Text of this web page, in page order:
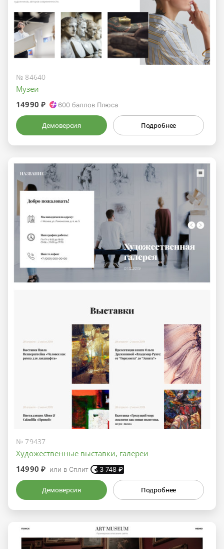
№ 84640
Музеи
14990 ₽
600 баллов Плюса
Демоверсия Подробнее
№ 79437
Художественные выставки, галереи
14990 ₽ или в Сплит 3 748 ₽
Демоверсия Подробнее